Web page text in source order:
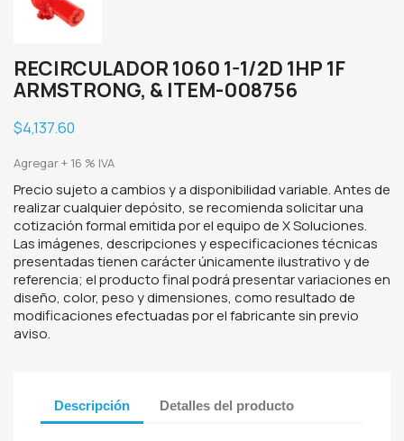
RECIRCULADOR 1060 1-1/2D 1HP 1F
ARMSTRONG, & ITEM-008756
$4,137.60
Agregar + 16 % IVA
Precio sujeto a cambios y a disponibilidad variable. Antes de
realizar cualquier depósito, se recomienda solicitar una
cotización formal emitida por el equipo de X Soluciones.
Las imágenes, descripciones y especificaciones técnicas
presentadas tienen carácter únicamente ilustrativo y de
referencia; el producto final podrá presentar variaciones en
diseño, color, peso y dimensiones, como resultado de
modificaciones efectuadas por el fabricante sin previo
aviso.
Descripción Detalles del producto